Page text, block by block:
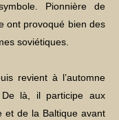
Pionnière de
ont provoqué bien des
soviétiques.
revient à l’automne
là, il participe aux
et de la Baltique avant